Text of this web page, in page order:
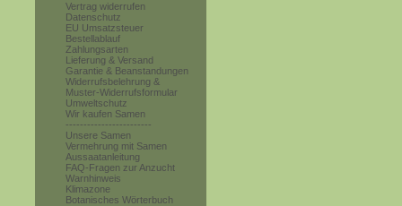
Vertrag widerrufen
Datenschutz
EU Umsatzsteuer
Bestellablauf
Zahlungsarten
Lieferung & Versand
Garantie & Beanstandungen
Widerrufsbelehrung &
Muster-Widerrufsformular
Umweltschutz
Wir kaufen Samen
------------------------
Unsere Samen
Vermehrung mit Samen
Aussaatanleitung
FAQ-Fragen zur Anzucht
Warnhinweis
Klimazone
Botanisches Wörterbuch